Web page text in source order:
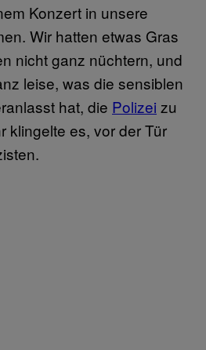
Konzert in unsere
Wir hatten etwas Gras
nicht ganz nüchtern, und
leise, was die sensiblen
hat, die Polizei zu
klingelte es, vor der Tür